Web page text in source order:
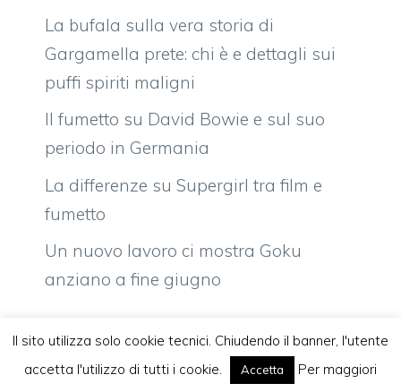
La bufala sulla vera storia di
Gargamella prete: chi è e dettagli sui
puffi spiriti maligni
Il fumetto su David Bowie e sul suo
periodo in Germania
La differenze su Supergirl tra film e
fumetto
Un nuovo lavoro ci mostra Goku
anziano a fine giugno
Il sito utilizza solo cookie tecnici. Chiudendo il banner, l'utente
accetta l'utilizzo di tutti i cookie.
Accetta
Per maggiori
Vuoi pubblicare sul nostro network?